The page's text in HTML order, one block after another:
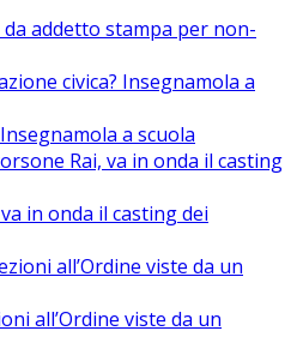
da addetto stampa per non-
civica? Insegnamola a
a scuola
Rai, va in onda il casting
in onda il casting dei
all’Ordine viste da un
all’Ordine viste da un